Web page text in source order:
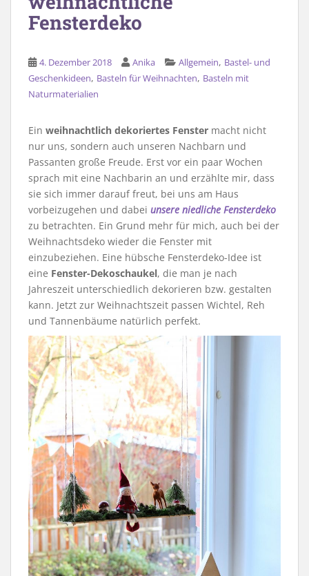
Fensterdeko
4. Dezember 2018 Anika Allgemein, Bastel- und
Geschenkideen, Basteln für Weihnachten, Basteln mit
Naturmaterialien
Ein weihnachtlich dekoriertes Fenster macht nicht
nur uns, sondern auch unseren Nachbarn und
Passanten große Freude. Erst vor ein paar Wochen
sprach mit eine Nachbarin an und erzählte mir, dass
sie sich immer darauf freut, bei uns am Haus
vorbeizugehen und dabei unsere niedliche Fensterdeko
zu betrachten. Ein Grund mehr für mich, auch bei der
Weihnachtsdeko wieder die Fenster mit
einzubeziehen. Eine hübsche Fensterdeko-Idee ist
eine Fenster-Dekoschaukel, die man je nach
Jahreszeit unterschiedlich dekorieren bzw. gestalten
kann. Jetzt zur Weihnachtszeit passen Wichtel, Reh
und Tannenbäume natürlich perfekt.